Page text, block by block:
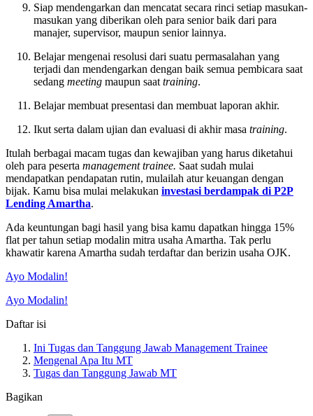
Siap mendengarkan dan mencatat secara rinci setiap masukan-
masukan yang diberikan oleh para senior baik dari para
manajer, supervisor, maupun senior lainnya.
Belajar mengenai resolusi dari suatu permasalahan yang
terjadi dan mendengarkan dengan baik semua pembicara saat
sedang meeting maupun saat training.
Belajar membuat presentasi dan membuat laporan akhir.
Ikut serta dalam ujian dan evaluasi di akhir masa training.
Itulah berbagai macam tugas dan kewajiban yang harus diketahui
oleh para peserta management trainee. Saat sudah mulai
mendapatkan pendapatan rutin, mulailah atur keuangan dengan
bijak. Kamu bisa mulai melakukan investasi berdampak di P2P
Lending Amartha.
Ada keuntungan bagi hasil yang bisa kamu dapatkan hingga 15%
flat per tahun setiap modalin mitra usaha Amartha. Tak perlu
khawatir karena Amartha sudah terdaftar dan berizin usaha OJK.
Ayo Modalin!
Ayo Modalin!
Daftar isi
Ini Tugas dan Tanggung Jawab Management Trainee
Mengenal Apa Itu MT
Tugas dan Tanggung Jawab MT
Bagikan